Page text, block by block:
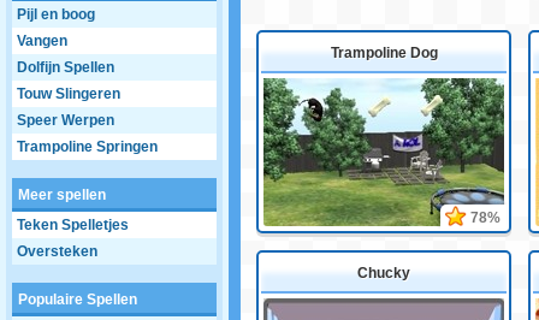
Pijl en boog
Vangen
Dolfijn Spellen
Touw Slingeren
Speer Werpen
Trampoline Springen
Meer spellen
Teken Spelletjes
Oversteken
Populaire Spellen
Trampoline Dog
78%
Chucky